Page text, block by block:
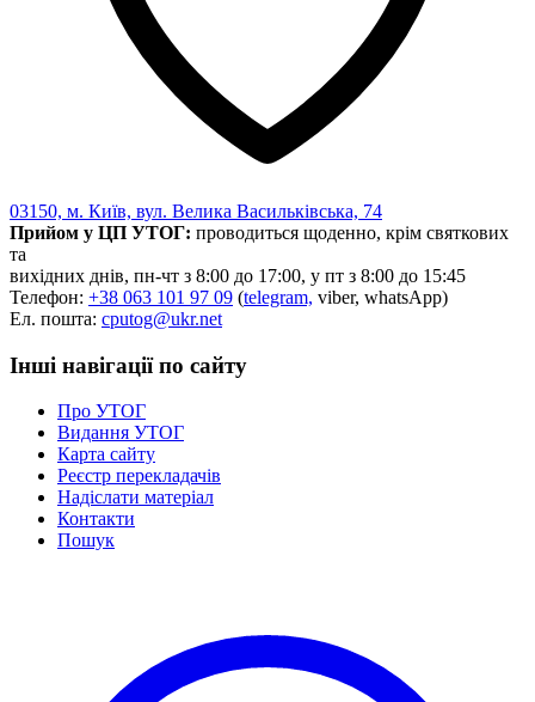
03150, м. Київ, вул. Велика Васильківська, 74
Прийом у ЦП УТОГ: проводиться щоденно, крім святкових
та
вихідних днів, пн-чт з 8:00 до 17:00, у пт з 8:00 до 15:45
Телефон: +38 063 101 97 09 (telegram, viber, whatsApp)
Ел. пошта: cputog@ukr.net
Інші навігації по сайту
Про УТОГ
Видання УТОГ
Карта сайту
Реєстр перекладачів
Надіслати матеріал
Контакти
Пошук